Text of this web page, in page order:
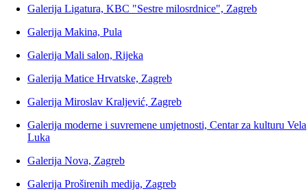
Galerija Ligatura, KBC "Sestre milosrdnice", Zagreb
Galerija Makina, Pula
Galerija Mali salon, Rijeka
Galerija Matice Hrvatske, Zagreb
Galerija Miroslav Kraljević, Zagreb
Galerija moderne i suvremene umjetnosti, Centar za kulturu Vela
Luka
Galerija Nova, Zagreb
Galerija Proširenih medija, Zagreb